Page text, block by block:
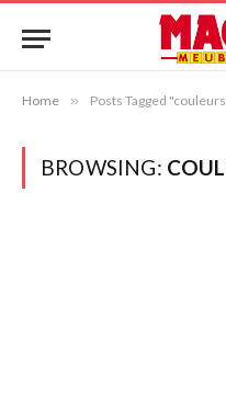
Home » Posts Tagged
BROWSING: